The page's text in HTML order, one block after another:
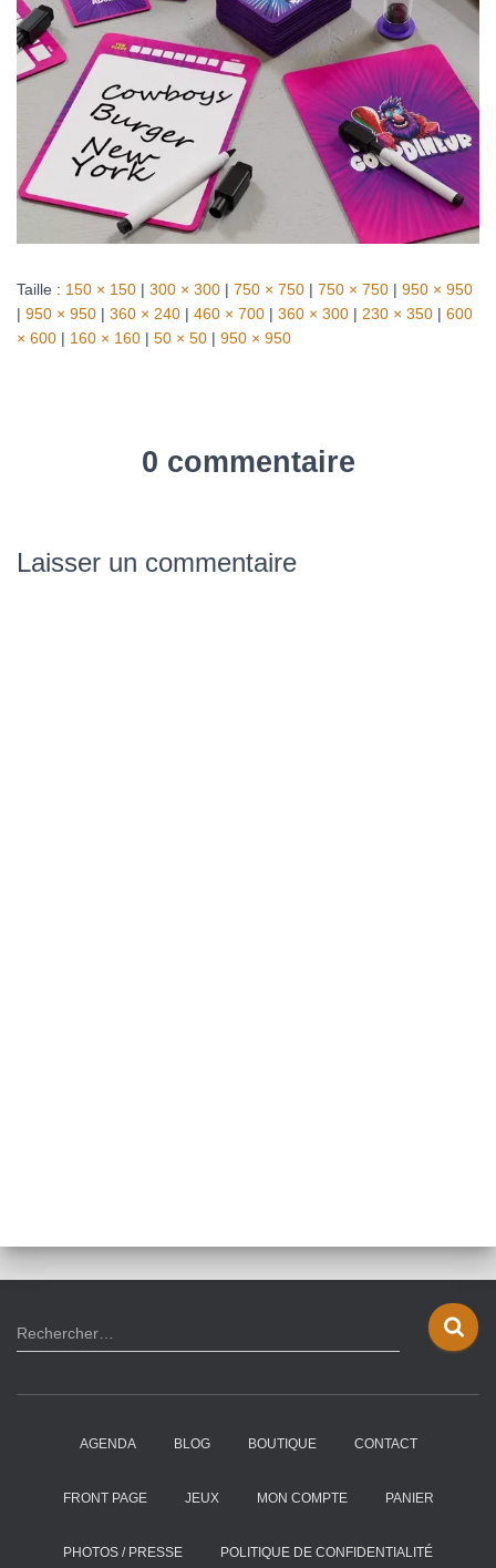
Taille : 150 × 150 | 300 × 300 | 750 × 750 | 750 × 750 | 950 × 950
| 950 × 950 | 360 × 240 | 460 × 700 | 360 × 300 | 230 × 350 | 600
× 600 | 160 × 160 | 50 × 50 | 950 × 950
0 commentaire
Laisser un commentaire
R
e
h
Rechercher…
AGENDA BLOG BOUTIQUE CONTACT
FRONT PAGE JEUX MON COMPTE PANIER
PHOTOS / PRESSE POLITIQUE DE CONFIDENTIALITÉ